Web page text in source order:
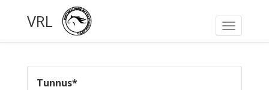
Toggle
VRL
Tunnus*